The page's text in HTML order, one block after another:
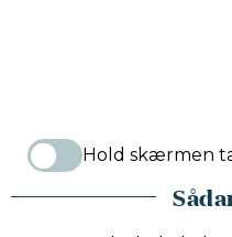
Hold skærmen